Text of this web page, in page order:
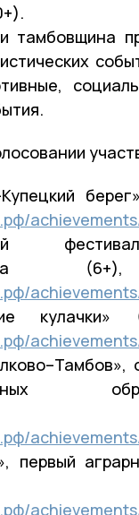
тамбовщина
первый